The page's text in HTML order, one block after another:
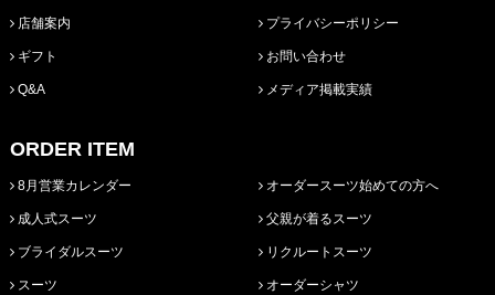
店舗案内
ギフト
Q&A
プライバシーポリシー
お問い合わせ
メディア掲載実績
ORDER ITEM
8月営業カレンダー
成人式スーツ
ブライダルスーツ
スーツ
オーダースーツ始めての方へ
父親が着るスーツ
リクルートスーツ
オーダーシャツ